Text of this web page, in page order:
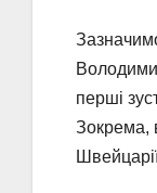
перші
Зокрема,